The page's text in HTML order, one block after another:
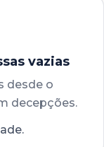
vazias
desde o
decepções.